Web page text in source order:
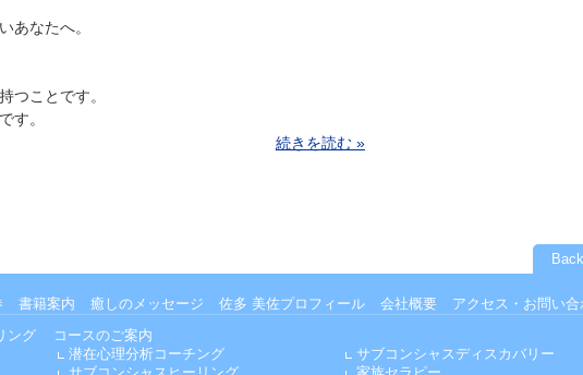
あなたへ。
つことです。
す。
続きを読む »
書籍案内 癒しのメッセージ 佐多 美佐プロフィール 会社概要 アクセス・お問い合
ング
コースのご案内
潜在心理分析コーチング
サブコンシャスディスカバリー